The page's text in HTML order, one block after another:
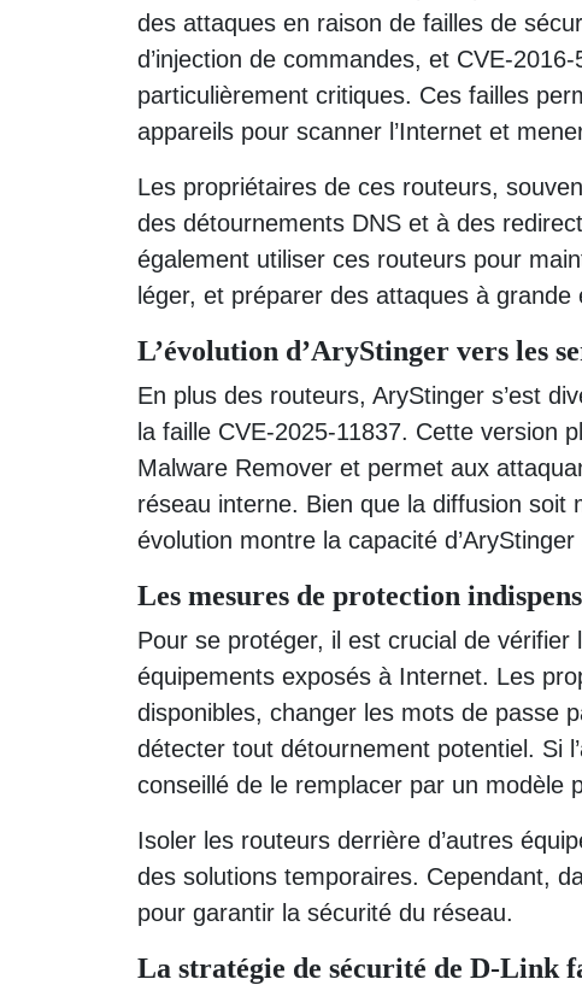
des attaques en raison de failles de
d’injection de commandes, et CVE-
particulièrement critiques. Ces failles
appareils pour scanner l’Internet et
Les propriétaires de ces routeurs,
des détournements DNS et à des
également utiliser ces routeurs pour
léger, et préparer des attaques à grande
L’évolution d’AryStinger vers les
En plus des routeurs, AryStinger s’est
la faille CVE-2025-11837. Cette version
Malware Remover et permet aux
réseau interne. Bien que la diffusion
évolution montre la capacité
Les mesures de protection
Pour se protéger, il est crucial de
équipements exposés à Internet. Les
disponibles, changer les mots de passe
détecter tout détournement potentiel. Si
conseillé de le remplacer par un modèle
Isoler les routeurs derrière d’autres
des solutions temporaires. Cependant,
pour garantir la sécurité du réseau.
La stratégie de sécurité de D-Link